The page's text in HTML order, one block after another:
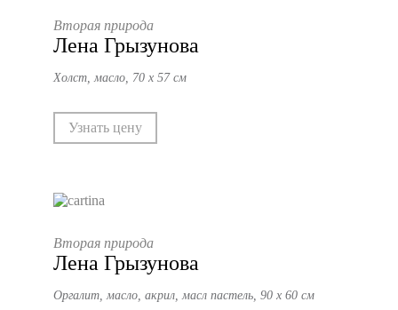
Вторая природа
Лена Грызунова
Холст, масло, 70 х 57 см
Узнать цену
Вторая природа
Лена Грызунова
Оргалит, масло, акрил, масл пастель, 90 х 60 см